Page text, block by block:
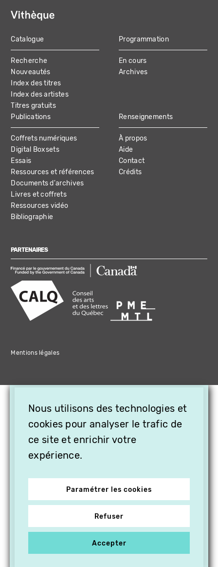
MAIN
NAVIGATION
Catalogue
Recherche
Nouveautés
Index des titres
Index des artistes
Titres gratuits
Programmation
En cours
Archives
Publications
Coffrets numériques
Digital Boxsets
Essais
Ressources et références
Documents d'archives
Livres et coffrets
Ressources vidéo
Bibliographie
Renseignements
À propos
Aide
Contact
Crédits
PARTENAIRES
Mentions légales
Nous utilisons des technologies et
cookies pour analyser le trafic de
ce site et enrichir votre
expérience.
Paramétrer les cookies
Refuser
Accepter
OFFREZ LA VIDÉO EN
CADEAU, ABONNEZ VOS
PROCHES À VITHÈQUE !